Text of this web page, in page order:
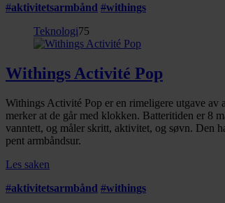
#aktivitetsarmbånd #withings
Teknologi75
Withings Activité Pop
Withings Activité Pop er en rimeligere utgave av
merker at de går med klokken. Batteritiden er 8
vanntett, og måler skritt, aktivitet, og søvn. Den
pent armbåndsur.
Les saken
#aktivitetsarmbånd #withings